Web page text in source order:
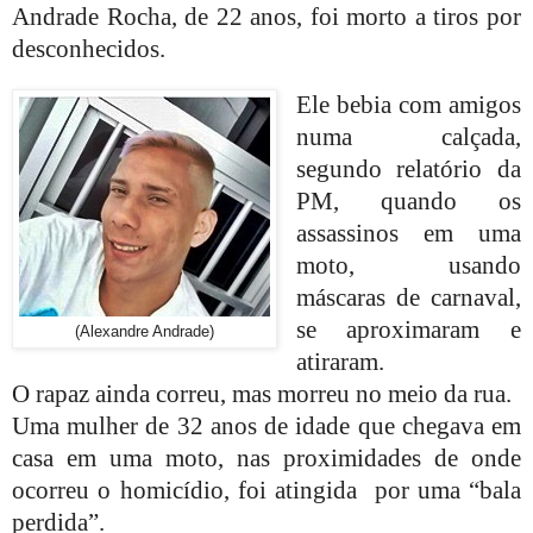
Andrade Rocha, de 22 anos, foi morto a tiros por
desconhecidos.
(Alexandre Andrade)
Ele bebia com amigos
numa calçada,
segundo relatório da
PM, quando os
assassinos em uma
moto, usando
máscaras de carnaval,
se aproximaram e
atiraram.
O rapaz ainda correu, mas morreu no meio da rua.
Uma mulher de 32 anos de idade que chegava em
casa em uma moto, nas proximidades de onde
ocorreu o homicídio, foi atingida por uma “bala
perdida”.